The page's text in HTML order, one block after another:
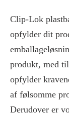
Clip-Lok
opfylder dit
produkt, med
opfylder
af følsomme
Derudover er